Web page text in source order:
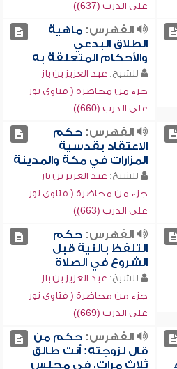
على الدرب (637))
الفهرس:ماهية
الطلاق البدعي
والأحكام المتعلقة به
للشيخ: عبد العزيز بن باز
جزء من محاضرة ( فتاوى نور
على الدرب (660))
الفهرس:حكم
الاعتقاد بقدسية
المزارات في مكة والمدينة
للشيخ: عبد العزيز بن باز
جزء من محاضرة ( فتاوى نور
على الدرب (663))
الفهرس:حكم
التلفظ بالنية قبل
الشروع في الصلاة
للشيخ: عبد العزيز بن باز
جزء من محاضرة ( فتاوى نور
على الدرب (669))
الفهرس:حكم من
قال لزوجته: أنت طالق
ثلاث مرات، في مجلس